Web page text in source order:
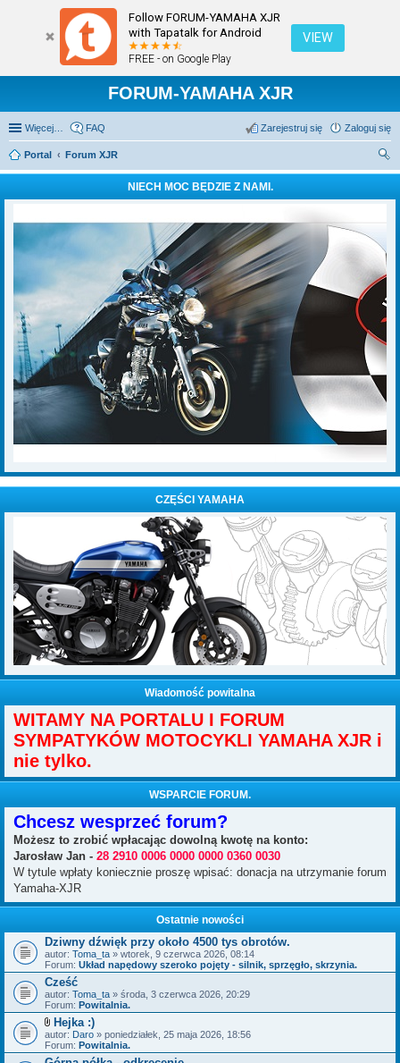
Follow FORUM-YAMAHA XJR
with Tapatalk for Android
FREE - on Google Play
VIEW
FORUM-YAMAHA XJR
Więcej… FAQ Zaloguj się
Zarejestruj się
Portal
Forum XJR
zu
kaj
NIECH MOC BĘDZIE Z NAMI.
CZĘŚCI YAMAHA
Wiadomość powitalna
WITAMY NA PORTALU I FORUM
SYMPATYKÓW MOTOCYKLI YAMAHA XJR i
nie tylko.
WSPARCIE FORUM.
Chcesz wesprzeć forum?
Możesz to zrobić wpłacając dowolną kwotę na konto:
Jarosław Jan - 28 2910 0006 0000 0000 0360 0030
W tytule wpłaty koniecznie proszę wpisać: donacja na utrzymanie forum
Yamaha-XJR
Ostatnie nowości
Dziwny dźwięk przy około 4500 tys obrotów.
autor: Toma_ta » wtorek, 9 czerwca 2026, 08:14
Forum: Układ napędowy szeroko pojęty - silnik, sprzęgło, skrzynia.
Cześć
autor: Toma_ta » środa, 3 czerwca 2026, 20:29
Forum: Powitalnia.
Z
a
ł
Hejka :)
autor: Daro » poniedziałek, 25 maja 2026, 18:56
Forum: Powitalnia.